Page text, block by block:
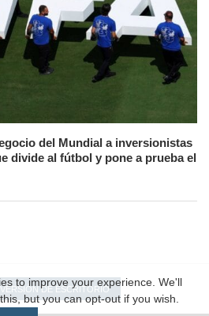
del Mundial a inversionistas
divide al fútbol y pone a prueba el
DE ESCRITORIO
to improve your experience. We'll
but you can opt-out if you wish.